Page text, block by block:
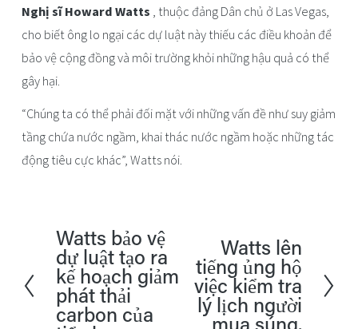
Nghị sĩ Howard Watts , thuộc đảng Dân chủ ở Las Vegas,
cho biết ông lo ngại các dự luật này thiếu các điều khoản để
bảo vệ cộng đồng và môi trường khỏi những hậu quả có thể
gây hại.
“Chúng ta có thể phải đối mặt với những vấn đề như suy giảm
tầng chứa nước ngầm, khai thác nước ngầm hoặc những tác
động tiêu cực khác”, Watts nói.
T
r
ư
ớ
Watts bảo vệ
dự luật tạo ra
kế hoạch giảm
phát thải
carbon của
Watts lên
tiếng ủng hộ
việc kiểm tra
lý lịch người
mua súng.